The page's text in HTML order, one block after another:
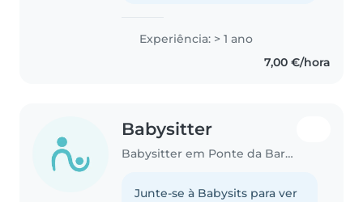
Experiência: > 1 ano
7,00 €/hora
Babysitter
Babysitter em Ponte da Barca
Junte-se à Babysits para ver